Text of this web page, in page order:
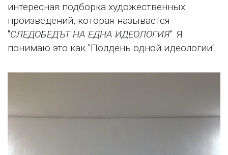
интересная подборка художественных
произведений, которая называется
"СЛЕДОБЕДЪТ НА ЕДНА ИДЕОЛОГИЯ". Я
понимаю это как "Полдень одной идеологии".